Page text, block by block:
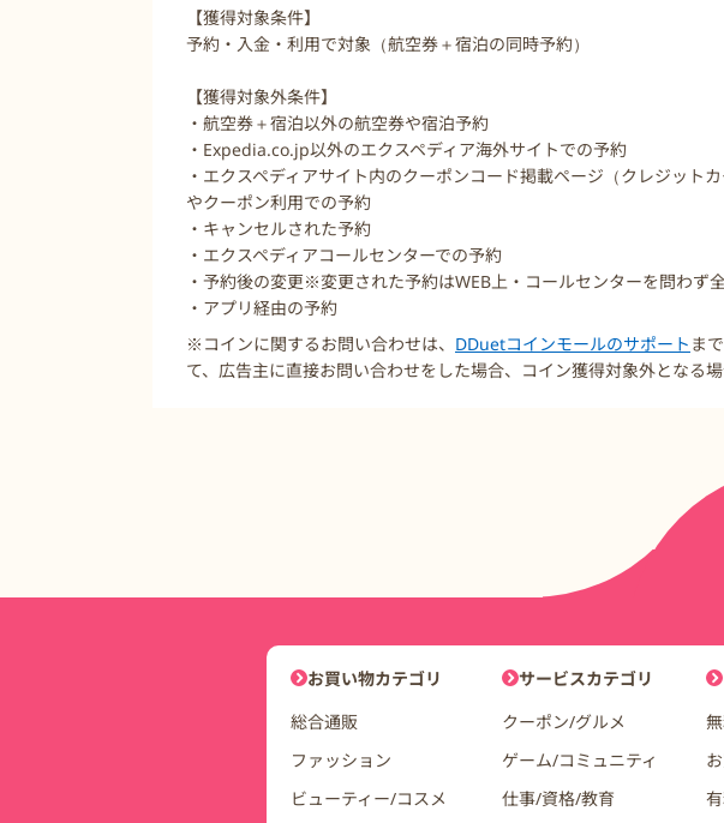
【獲得対象条件】
予約・入金・利用で対象（航空券＋宿泊の同時予約）
【獲得対象外条件】
・航空券＋宿泊以外の航空券や宿泊予約
・Expedia.co.jp以外のエクスペディア海外サイトでの予約
・エクスペディアサイト内のクーポンコード掲載ページ（クレジット
やクーポン利用での予約
・キャンセルされた予約
・エクスペディアコールセンターでの予約
・予約後の変更※変更された予約はWEB上・コールセンターを問わず
・アプリ経由の予約
※コインに関するお問い合わせは、 DDuetコインモールのサポート ま
て、広告主に直接お問い合わせをした場合、コイン獲得対象外となる場
DDuetコインモールナビゲーション
お買い物カテゴリ
総合通販
ファッション
ビューティー/コスメ
サービスカテゴリ
クーポン/グルメ
ゲーム/コミュニティ
仕事/資格/教育